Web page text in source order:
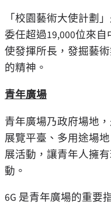
「校園藝術大使計劃
委任超過19,000位來
使發揮所長，發掘藝
的精神。
青年廣場
青年廣場乃政府場地
展覽平臺、多用途場
展活動，讓青年人擁
動。
6G 是青年廣場的重要